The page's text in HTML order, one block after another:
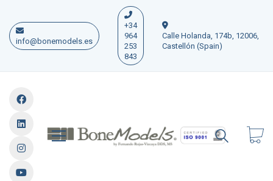
info@bonemodels.es
+34
964
253
843
Calle Holanda, 174b, 12006,
Castellón (Spain)